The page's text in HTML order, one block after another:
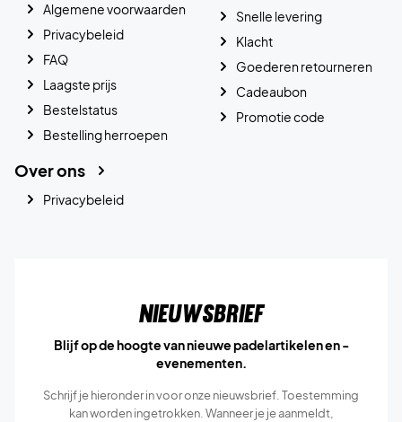
Algemene voorwaarden
Privacybeleid
FAQ
Laagste prijs
Bestelstatus
Bestelling herroepen
Snelle levering
Klacht
Goederen retourneren
Cadeaubon
Promotie code
Over ons
Privacybeleid
Nieuwsbrief
Blijf op de hoogte van nieuwe padelartikelen en -
evenementen.
Schrijf je hieronder in voor onze nieuwsbrief. Toestemming
kan worden ingetrokken. Wanneer je je aanmeldt,